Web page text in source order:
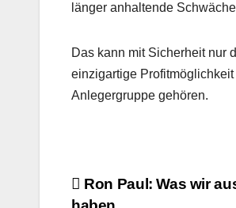
länger anhaltende
Das kann mit Sicherheit nur
einzigartige
Anlegergruppe gehören.
Ron Paul: Was wir